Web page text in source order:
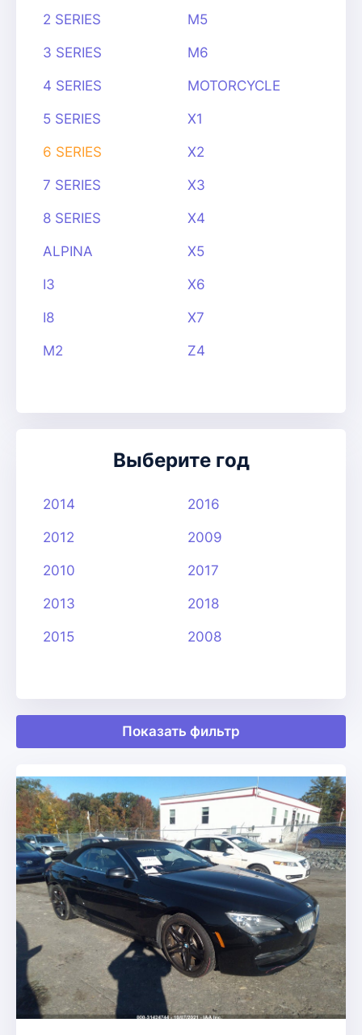
2 SERIES
3 SERIES
4 SERIES
5 SERIES
6 SERIES
7 SERIES
8 SERIES
ALPINA
I3
I8
M2
M5
M6
MOTORCYCLE
X1
X2
X3
X4
X5
X6
X7
Z4
Выберите год
2014
2012
2010
2013
2015
2016
2009
2017
2018
2008
Показать фильтр